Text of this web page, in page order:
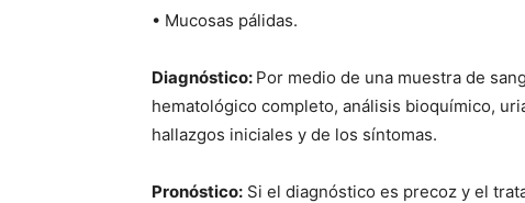
• Mucosas pálidas.
Diagnóstico: Por medio de una muestra de
hematológico completo, análisis bioquímico,
hallazgos iniciales y de los síntomas.
Pronóstico: Si el diagnóstico es precoz y el